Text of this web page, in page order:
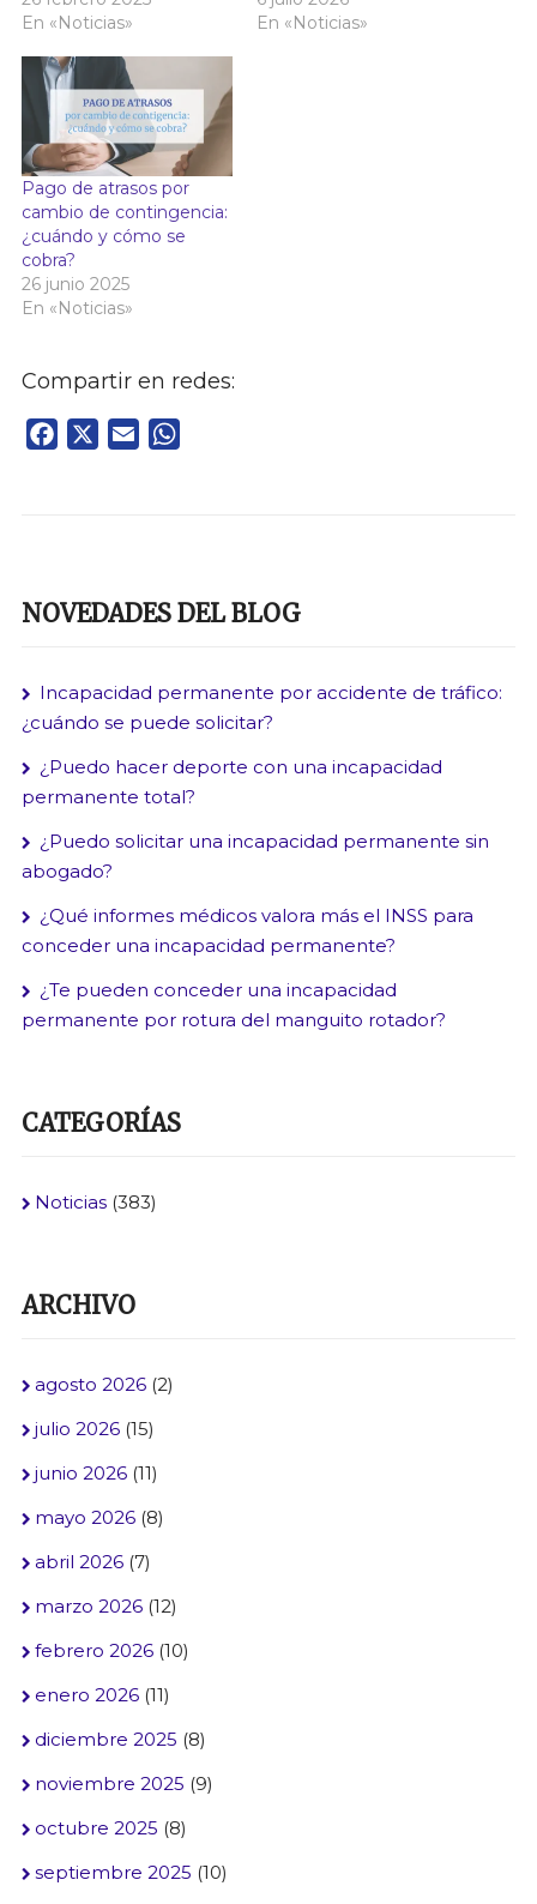
En «Noticias»
En «Noticias»
Pago de atrasos por
cambio de contingencia:
¿cuándo y cómo se
cobra?
26 junio 2025
En «Noticias»
Compartir en redes:
Facebook Email
NOVEDADES DEL BLOG
Incapacidad permanente por accidente de tráfico:
¿cuándo se puede solicitar?
¿Puedo hacer deporte con una incapacidad
permanente total?
¿Puedo solicitar una incapacidad permanente sin
abogado?
¿Qué informes médicos valora más el INSS para
conceder una incapacidad permanente?
¿Te pueden conceder una incapacidad
permanente por rotura del manguito rotador?
CATEGORÍAS
Noticias(383)
ARCHIVO
agosto 2026(2)
julio 2026(15)
junio 2026(11)
mayo 2026(8)
abril 2026(7)
marzo 2026(12)
febrero 2026(10)
enero 2026(11)
diciembre 2025 (8)
noviembre 2025 (9)
octubre 2025 (8)
septiembre 2025 (10)